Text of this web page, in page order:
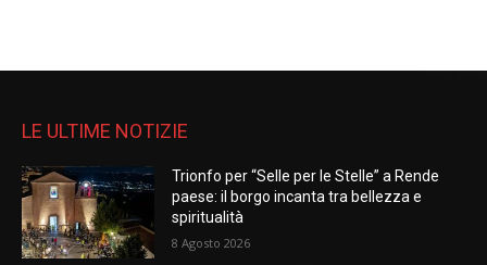
LE ULTIME NOTIZIE
Trionfo per “Selle per le Stelle” a Rende
paese: il borgo incanta tra bellezza e
spiritualità
8 Agosto 2026